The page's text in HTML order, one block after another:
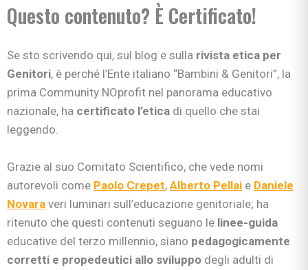
Questo contenuto? È Certificato!
Se sto scrivendo qui, sul blog e sulla rivista etica per
Genitori, è perché l’Ente italiano “Bambini & Genitori”, la
prima Community NOprofit nel panorama educativo
nazionale, ha certificato l’etica di quello che stai
leggendo.
Grazie al suo Comitato Scientifico, che vede nomi
autorevoli come Paolo Crepet, Alberto Pellai e Daniele
Novara veri luminari sull’educazione genitoriale; ha
ritenuto che questi contenuti seguano le linee-guida
educative del terzo millennio, siano pedagogicamente
corretti e propedeutici allo sviluppo degli adulti di